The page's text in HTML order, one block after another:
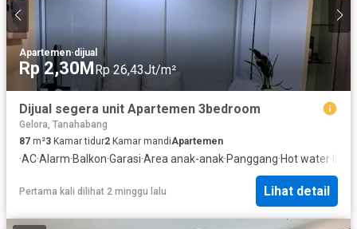
Apartemen·dijual
Rp 2,30MRp 26,43Jt/m²
Dijual segera unit Apartemen 3bedroom
Gelora, Tanahabang
87 m²3 Kamar tidur2 Kamar mandiApartemen
·AC·Alarm·Balkon·Garasi·Area anak-anak·Panggang·Hot water·
Pertama kali dilihat 2 minggu lalu Lihat detail